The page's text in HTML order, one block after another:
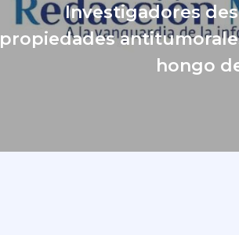
Investigadores
propiedades
hongo